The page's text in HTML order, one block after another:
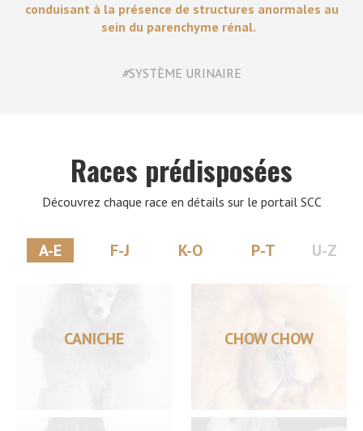
conduisant à la présence de structures anormales au
sein du parenchyme rénal.
#SYSTÈME URINAIRE
Races prédisposées
Découvrez chaque race en détails sur le portail SCC
A-E F-J K-O P-T U-Z
CANICHE CHOW CHOW